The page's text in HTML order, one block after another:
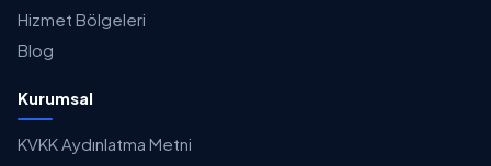
Hizmet Bölgeleri
Blog
Kurumsal
KVKK Aydınlatma Metni